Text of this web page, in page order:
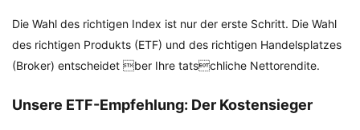
Die Wahl des richtigen Index ist nur der erste Schritt. Die Wahl
des richtigen Produkts (ETF) und des richtigen Handelsplatzes
(Broker) entscheidet ber Ihre tatschliche Nettorendite.
Unsere ETF-Empfehlung: Der Kostensieger